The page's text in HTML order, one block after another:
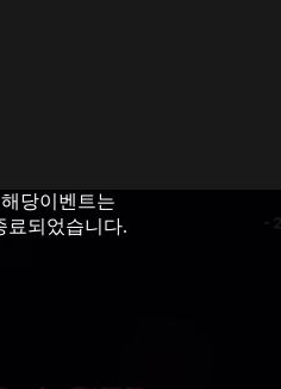
해당이벤트는
료되었습니다.